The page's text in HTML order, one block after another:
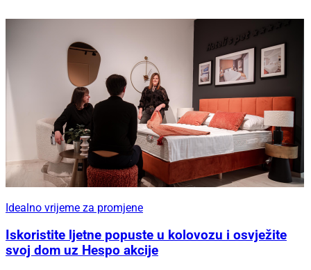
Idealno vrijeme za promjene
Iskoristite ljetne popuste u kolovozu i osvježite
svoj dom uz Hespo akcije